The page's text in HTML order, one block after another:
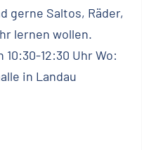
gerne Saltos, Räder,
lernen wollen.
10:30-12:30 Uhr Wo:
in Landau